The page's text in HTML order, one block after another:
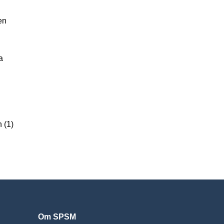
(1)
Om SPSM